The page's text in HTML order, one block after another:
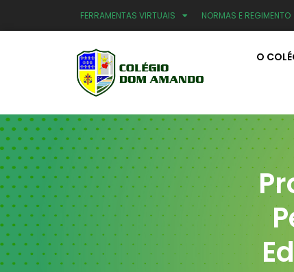
FERRAMENTAS VIRTUAIS NORMAS E REGIMENTO
O